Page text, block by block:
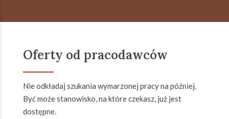
Oferty od pracodawców
Nie odkładaj szukania wymarzonej pracy na później.
Być może stanowisko, na które czekasz, już jest
dostępne.